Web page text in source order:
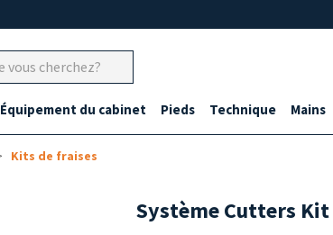
Équipement du cabinet Pieds Technique Mains
Kits de fraises
Système Cutters Kit